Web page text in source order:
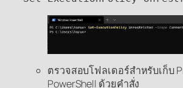
ตรวจสอบโฟลเดอร์สำหรับเก็บ
PowerShell ด้วยคำสั่ง